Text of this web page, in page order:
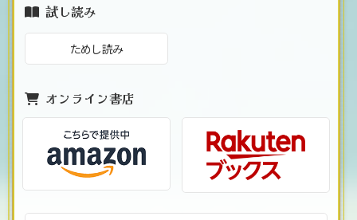
試し読み
ためし読み
オンライン書店